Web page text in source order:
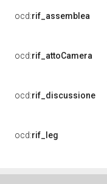
ocd:rif_assemblea
ocd:rif_attoCamera
ocd:rif_discussione
ocd:rif_leg